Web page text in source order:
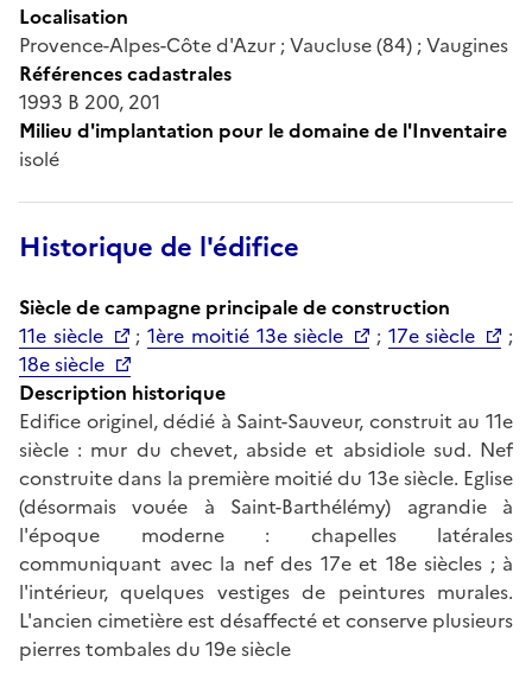
Localisation
Provence-Alpes-Côte d'Azur ; Vaucluse (84) ; Vaugines
Références cadastrales
1993 B 200, 201
Milieu d'implantation pour le domaine de l'Inventaire
isolé
Historique de l'édifice
Siècle de campagne principale de construction
11e siècle
;1ère moitié 13e siècle ; 17e siècle
;
18e siècle
Description historique
Edifice originel, dédié à Saint-Sauveur, construit au 11e
siècle : mur du chevet, abside et absidiole sud. Nef
construite dans la première moitié du 13e siècle. Eglise
(désormais vouée à Saint-Barthélémy) agrandie à
l'époque moderne : chapelles latérales
communiquant avec la nef des 17e et 18e siècles ; à
l'intérieur, quelques vestiges de peintures murales.
L'ancien cimetière est désaffecté et conserve plusieurs
pierres tombales du 19e siècle